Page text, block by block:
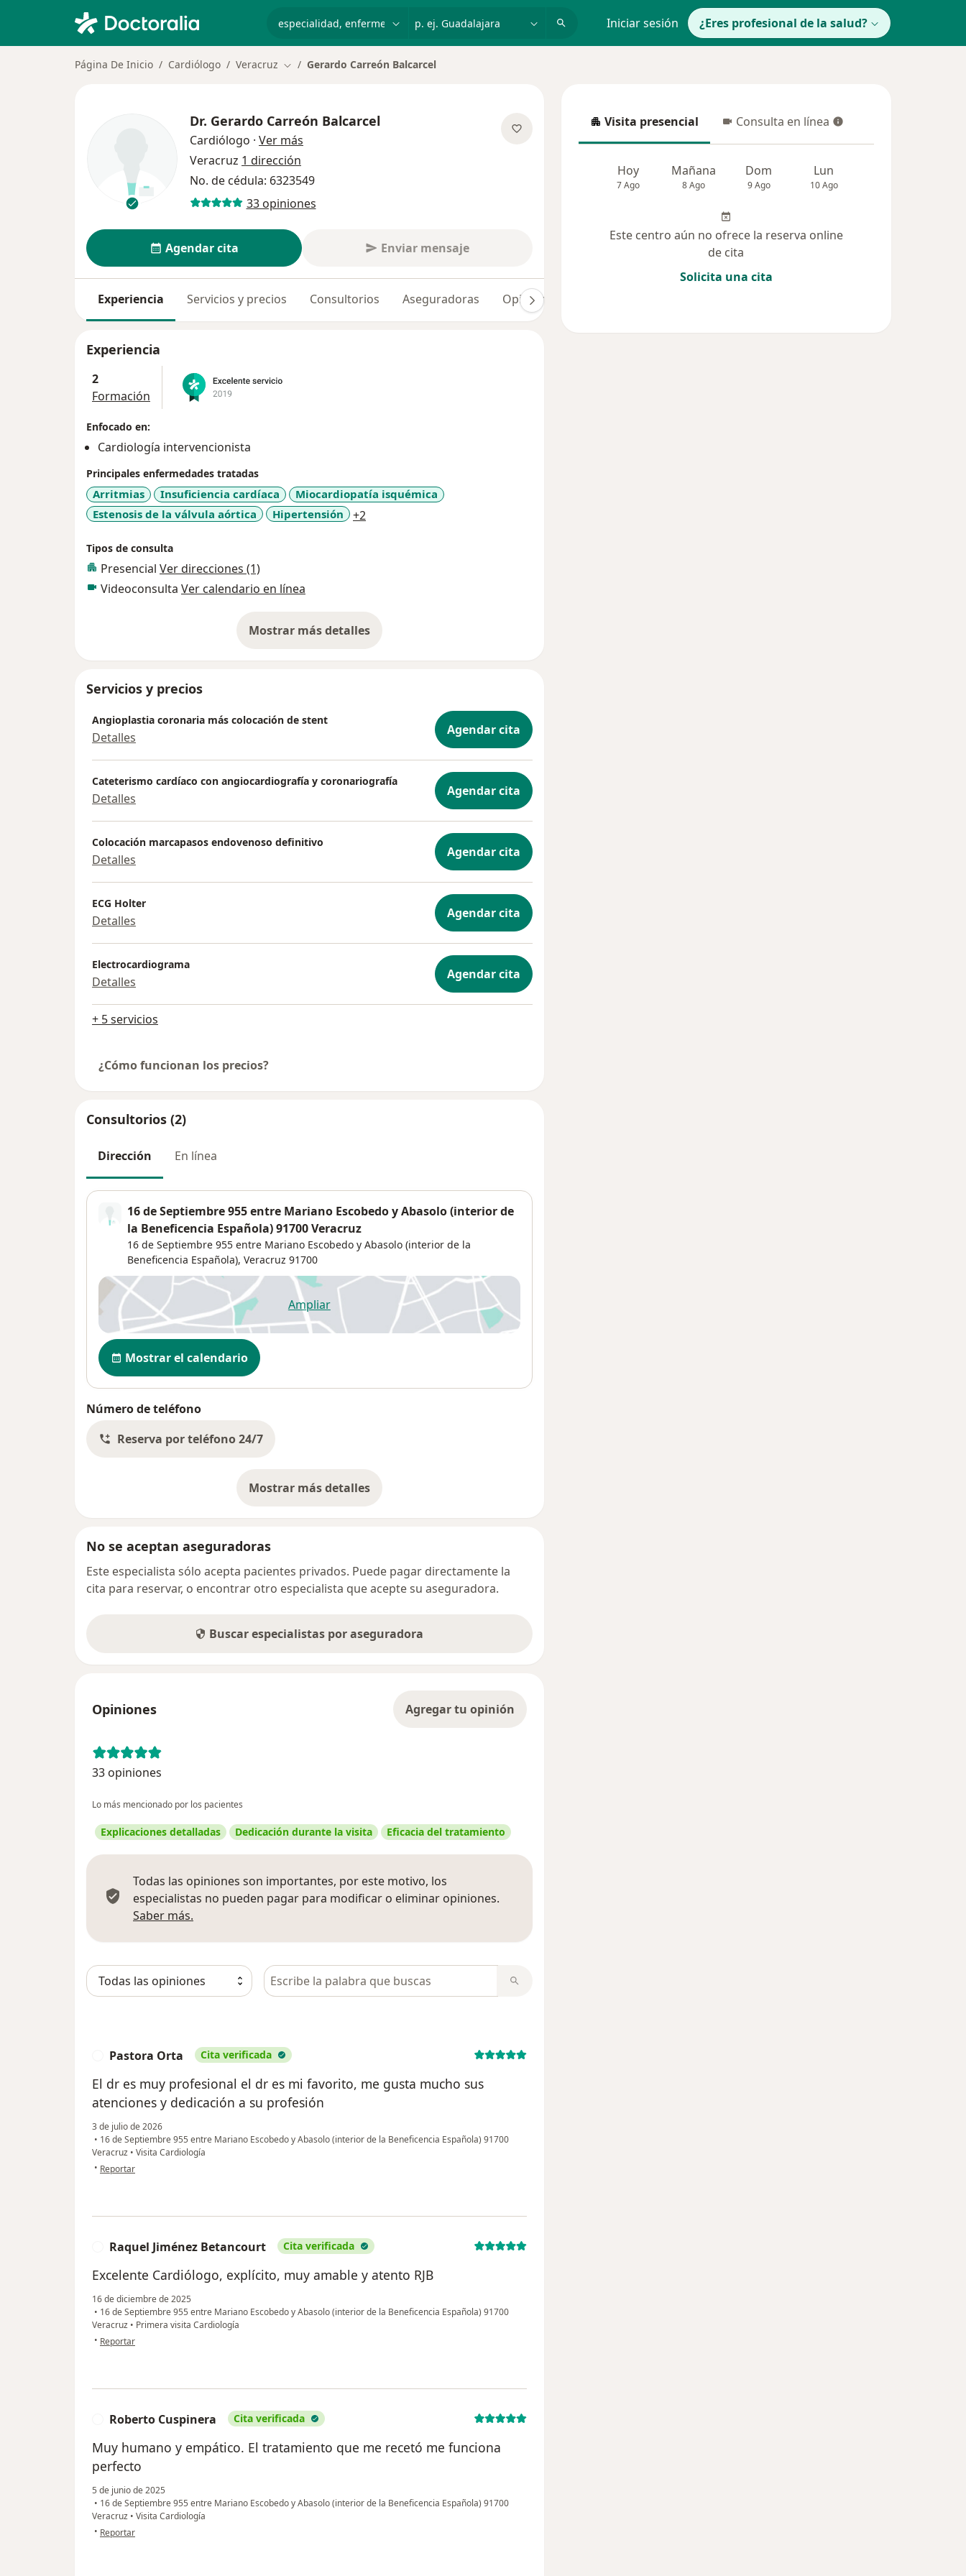
Iniciar sesión ¿Eres profesional de la salud?
Página De Inicio Cardiólogo Veracruz Cambiar de ciudad
Gerardo Carreón Balcarcel
Dr. Gerardo Carreón Balcarcel
Cardiólogo · Ver más
Veracruz 1 dirección
No. de cédula: 6323549
33 opiniones
Agendar cita Enviar mensaje
Experiencia Servicios y precios Consultorios Aseguradoras Opiniones (33)
Experiencia
2
Formación
Enfocado en:
Cardiología intervencionista
Principales enfermedades tratadas
Arritmias Insuficiencia cardíaca
Miocardiopatía isquémica
Estenosis de la válvula aórtica
Hipertensión +2
Tipos de consulta
Presencial Ver direcciones (1)
Videoconsulta Ver calendario en línea
Mostrar más detalles
sobre la experiencia
Servicios y precios
Angioplastia coronaria más colocación de stent
Detalles Agendar cita
Cateterismo cardíaco con angiocardiografía y coronariografía
Detalles Agendar cita
Colocación marcapasos endovenoso definitivo
Detalles Agendar cita
ECG Holter
Detalles Agendar cita
Electrocardiograma
Detalles Agendar cita
+ 5 servicios
¿Cómo funcionan los precios?
Consultorios (2)
Dirección En línea
16 de Septiembre 955 entre Mariano Escobedo y Abasolo (interior de
la Beneficencia Española) 91700 Veracruz
16 de Septiembre 955 entre Mariano Escobedo y Abasolo (interior de la
Beneficencia Española), Veracruz 91700
Ampliarse abre en una nueva pestaña
Disponibilidad
Mostrar el calendario
Número de teléfono
Reserva por teléfono 24/7
Mostrar más detalles
sobre la dirección
No se aceptan aseguradoras
Este especialista sólo acepta pacientes privados. Puede pagar directamente la
cita para reservar, o encontrar otro especialista que acepte su aseguradora.
Buscar especialistas por aseguradora
Opiniones Agregar tu opinión
33 opiniones
Lo más mencionado por los pacientes
Explicaciones detalladas Dedicación durante la visita Eficacia del tratamiento
Todas las opiniones son importantes, por este motivo, los
especialistas no pueden pagar para modificar o eliminar opiniones.
Saber más.
Busca en opiniones
Pastora Orta Cita verificada
El dr es muy profesional el dr es mi favorito, me gusta mucho sus
atenciones y dedicación a su profesión
3 de julio de 2026
• 16 de Septiembre 955 entre Mariano Escobedo y Abasolo (interior de la Beneficencia Española) 91700
Veracruz • Visita Cardiología
• en opinión del usuario Pastora Orta
Reportar
Raquel Jiménez Betancourt Cita verificada
Excelente Cardiólogo, explícito, muy amable y atento RJB
16 de diciembre de 2025
• 16 de Septiembre 955 entre Mariano Escobedo y Abasolo (interior de la Beneficencia Española) 91700
Veracruz • Primera visita Cardiología
• en opinión del usuario Raquel Jiménez Betancourt
Reportar
Roberto Cuspinera Cita verificada
Muy humano y empático. El tratamiento que me recetó me funciona
perfecto
5 de junio de 2025
• 16 de Septiembre 955 entre Mariano Escobedo y Abasolo (interior de la Beneficencia Española) 91700
Veracruz • Visita Cardiología
• en opinión del usuario Roberto Cuspinera
Reportar
Visita presencial
Visita presencial Consulta en línea
Consulta en línea
Hoy
7 Ago
Mañana
8 Ago
Dom
9 Ago
Lun
10 Ago
Este centro aún no ofrece la reserva online
de cita
Solicita una cita